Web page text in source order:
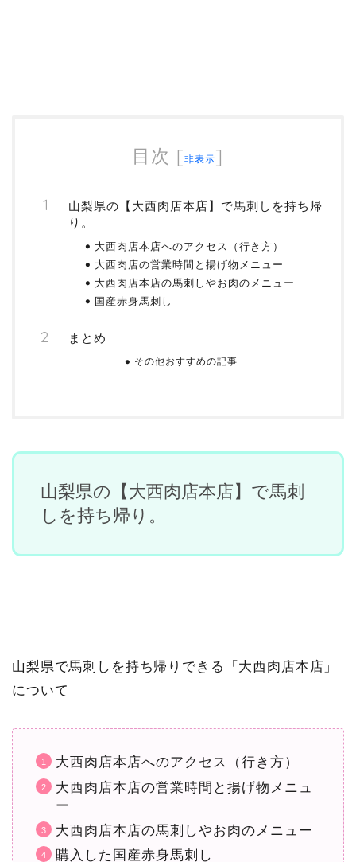
目次 [非表示]
山梨県の【大西肉店本店】で馬刺しを持ち帰
り。
大西肉店本店へのアクセス（行き方）
大西肉店の営業時間と揚げ物メニュー
大西肉店本店の馬刺しやお肉のメニュー
国産赤身馬刺し
まとめ
その他おすすめの記事
山梨県の【大西肉店本店】で馬刺
しを持ち帰り。
山梨県で馬刺しを持ち帰りできる「大西肉店本店」
について
大西肉店本店へのアクセス（行き方）
大西肉店本店の営業時間と揚げ物メニュ
ー
大西肉店本店の馬刺しやお肉のメニュー
購入した国産赤身馬刺し